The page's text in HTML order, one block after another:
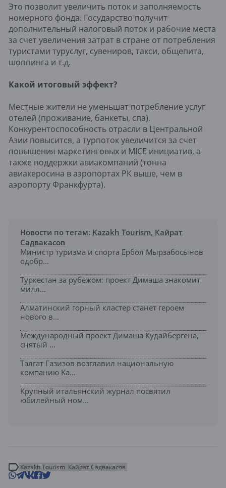
Это позволит увеличить поток и заполняемость
номерного фонда. Государство получит
дополнительный налоговый поток и рабочие места
за счет увеличения затрат в стране от потребления
туристами туруслуг, сувениров, такси, общепита,
шоппинга и т.д.
Какой итоговый эффект?
Местные жители не уменьшат потребление услуг
отелей (проживание, банкеты, спа).
Конкурентоспособность отрасли в Центральной
Азии повысится, а турпоток увеличится за счет
повышения маркетинговых и MICE инициатив, а
также поддержки авиакомпаний (тонна
авиакеросина в аэропортах РК выше, чем в
аэропорту Франкфурта).
Новости по тегам: Kazakh Tourism, Кайрат
Садвакасов
Министр туризма и спорта Ербол Мырзабосынов
одобр...
Туркестан за рубежом: проект Димаша знакомит
милл...
Алматинский горный кластер станет героем
нового в...
Международный проект Димаша Кудайбергена,
снятый ...
Талгат Газизов возглавил национальную
компанию Ka...
Крупный итальянский журнал посвятил
юбилейный ном...
Kazakh Tourism Кайрат Садвакасов